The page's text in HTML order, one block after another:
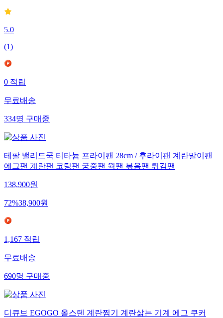
5.0
(1)
0 적립
무료배송
334명 구매중
테팔 밸리드쿡 티타늄 프라이팬 28cm / 후라이팬 계란말이팬
에그팬 계란팬 코팅팬 궁중팬 웍팬 볶음팬 튀김팬
138,900원
72%38,900원
1,167 적립
무료배송
690명 구매중
디큐브 EGOGO 올스텐 계란찜기 계란삶는 기계 에그 쿠커